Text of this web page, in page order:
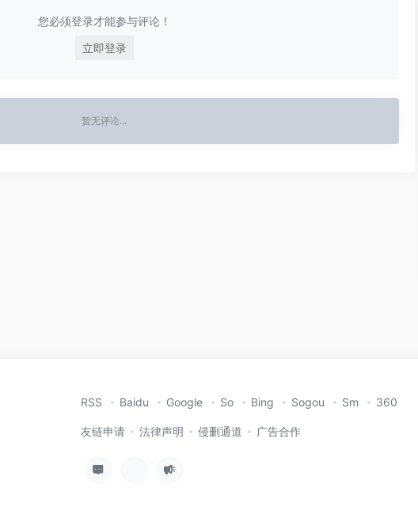
您必须登录才能参与评论！
立即登录
暂无评论...
RSS Baidu Google So Bing Sogou Sm 360
友链申请 法律声明 侵删通道 广告合作